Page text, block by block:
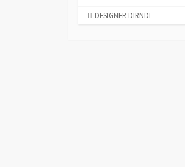
CDESIGNER DIRNDL